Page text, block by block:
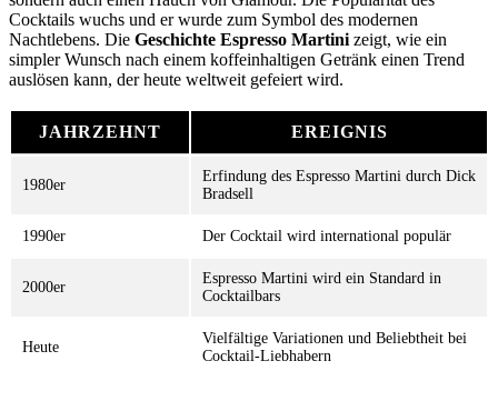
Cocktails wuchs und er wurde zum Symbol des modernen
Nachtlebens. Die Geschichte Espresso Martini zeigt, wie ein
simpler Wunsch nach einem koffeinhaltigen Getränk einen Trend
auslösen kann, der heute weltweit gefeiert wird.
JAHRZEHNT EREIGNIS
1980er
Erfindung des Espresso Martini durch Dick
Bradsell
1990er Der Cocktail wird international populär
2000er
Espresso Martini wird ein Standard in
Cocktailbars
Heute
Vielfältige Variationen und Beliebtheit bei
Cocktail-Liebhabern